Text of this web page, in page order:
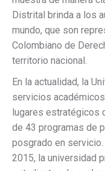
Distrital brinda a los
mundo, que son
Colombiano de
territorio nacional.
En la actualidad, la
servicios
lugares estratégicos
de 43 programas de
posgrado en servicio.
2015, la universidad